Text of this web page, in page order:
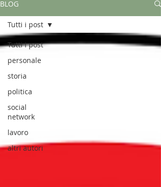
BLOG
Tutti i post
personale
storia
politica
social
network
lavoro
altri autori
Tutti i post